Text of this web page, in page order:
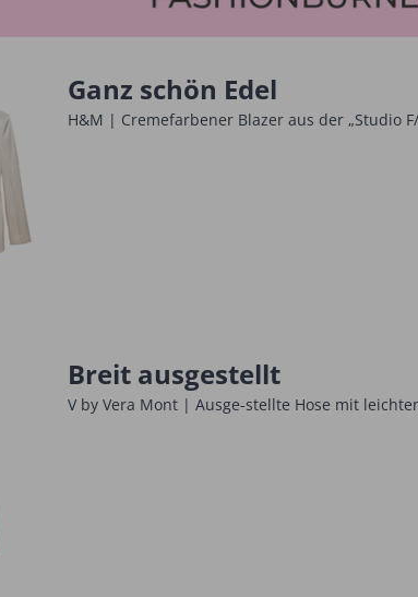
Ganz schön Edel
H&M | Cremefarbener Blazer aus der „Studio
Breit ausgestellt
V by Vera Mont | Ausge-stellte ­Hose mit